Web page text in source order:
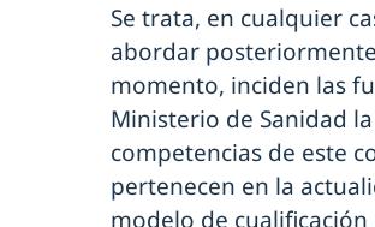
Se trata, en cualquier
abordar
momento, inciden las
Ministerio de Sanidad
competencias de este
pertenecen en la
modelo de cualificación